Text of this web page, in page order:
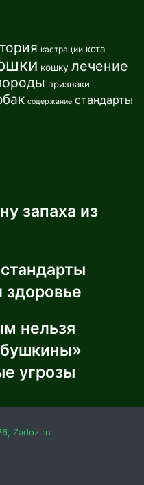
кастрации кота
кошку лечение
признаки
содержание стандарты
запаха из
здоровье
нельзя
угрозы
Zadoz.ru